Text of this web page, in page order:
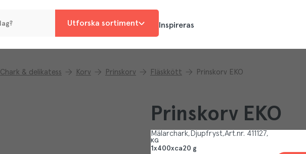
Utforska sortiment Inspireras
Chark & delikatess Korv Prinskorv Fläskkött Prinskorv EKO
Prinskorv EKO
Mälarchark Djupfryst Art.nr. 411127
KG
1x400xca20 g